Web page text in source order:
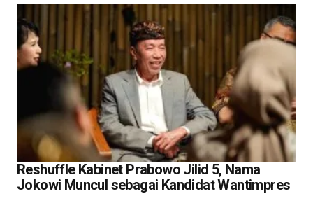
Reshuffle Kabinet Prabowo Jilid 5, Nama
Jokowi Muncul sebagai Kandidat Wantimpres